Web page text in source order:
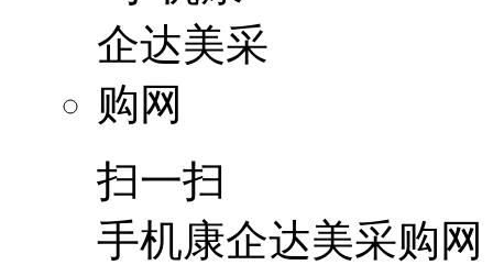
扫一扫
手机康企达美采购网